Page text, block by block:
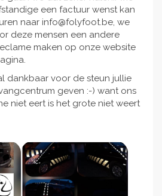
een factuur wenst kan
naar info@folyfoot.be, we
deze mensen een andere
maken op onze website
dankbaar voor de steun jullie
geven :-) want ons
niet eert is het grote niet weert